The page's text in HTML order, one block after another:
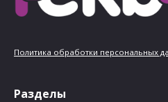
Политика обработки персональных
Разделы